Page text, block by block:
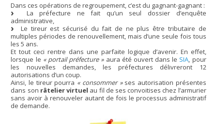
Dans ces opérations de regroupement, c’est du gagnant-gagnant :
La préfecture ne fait qu’un seul dossier d’enquête
administrative,
Le tireur est sécurisé du fait de ne plus être tributaire de
multiples périodes de renouvellement, mais d’une seule fois tous
les 5 ans.
Et tout ceci rentre dans une parfaite logique d’avenir. En effet,
lorsque le « portail préfecture »aura été ouvert dans le SIA, pour
les nouvelles demandes, les préfectures délivreront 12
autorisations d’un coup.
Ainsi, le tireur pourra « consommer »ses autorisation présentes
dans son râtelier virtuel au fil de ses convoitises chez l’armurier
sans avoir à renouveler autant de fois le processus administratif
de demande.